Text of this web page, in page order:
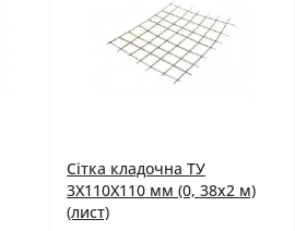
Сітка кладочна ТУ
3X110X110 мм (0, 38x2 м)
(лист)